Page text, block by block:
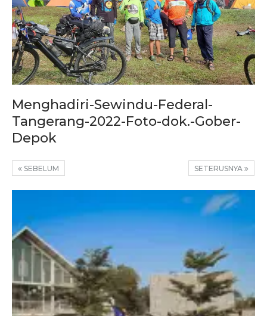
Menghadiri-Sewindu-Federal-
Tangerang-2022-Foto-dok.-Gober-
Depok
SETERUSNYA
SEBELUM